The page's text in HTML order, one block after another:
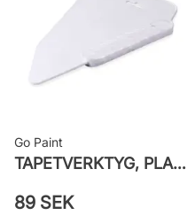
82056
Go Paint
TAPETVERKTYG, PLAST GO PAINT
89 SEK